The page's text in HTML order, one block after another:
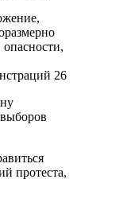
26
протеста,